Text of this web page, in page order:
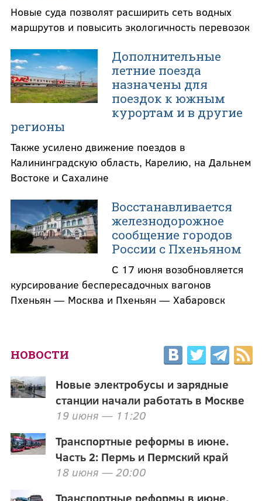
Новые суда позволят расширить сеть водных
маршрутов и повысить экологичность перевозок
Дополнительные
летние поезда
назначены для
поездок к южным
курортам и в другие
регионы
Также усилено движение поездов в
Калининградскую область, Карелию, на Дальнем
Востоке и Сахалине
Восстанавливается
железнодорожное
сообщение городов
России с Пхеньяном
С 17 июня возобновляется
курсирование беспересадочных вагонов
Пхеньян — Москва и Пхеньян — Хабаровск
НОВОСТИ
Новые электробусы и зарядные
станции начали работать в Москве
19 июня — 11:20
Транспортные реформы в июне.
Часть 2: Пермь и Пермский край
18 июня — 20:00
Транспортные реформы в июне.